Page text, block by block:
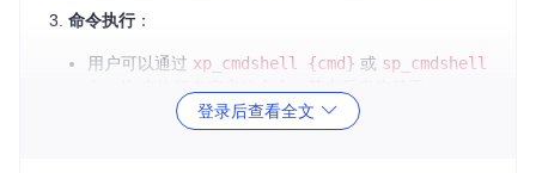
命令执行：
用户可以通过 xp_cmdshell {cmd} 或 sp_cmdshell
存储过程。登录后查看全文